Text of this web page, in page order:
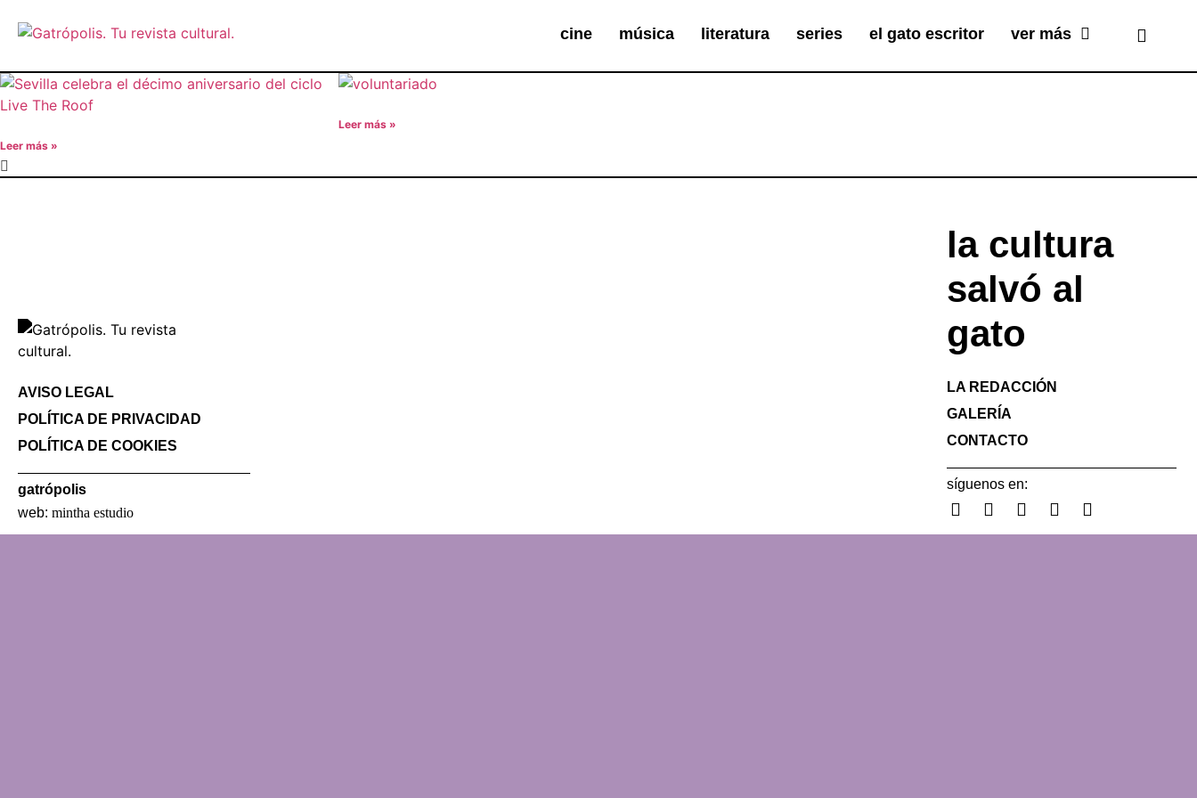
cine música literatura series el gato escritor ver más
Leer más »
Leer más »
AVISO LEGAL
POLÍTICA DE PRIVACIDAD
POLÍTICA DE COOKIES
gatrópolis
web: mintha estudio
la cultura
salvó al
gato
LA REDACCIÓN
GALERÍA
CONTACTO
síguenos en: